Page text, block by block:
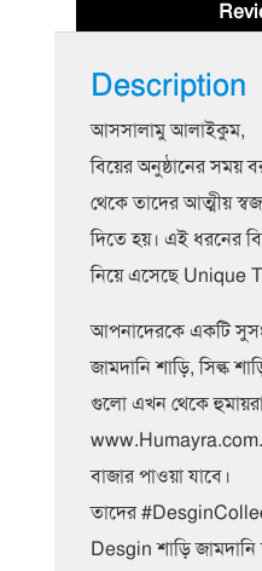
Description
আসসালামু আলাইকুম,
বিয়ের অনুষ্ঠানের সময়
থেকে তাদের আত্মীয়
দিতে হয়। এই ধরনের
নিয়ে এসেছে Unique
আপনাদেরকে একটি
জামদানি শাড়ি, সিল্ক
গুলো এখন থেকে
বাজার পাওয়া যাবে।
তাদের
Desgin শাড়ি জামদানি